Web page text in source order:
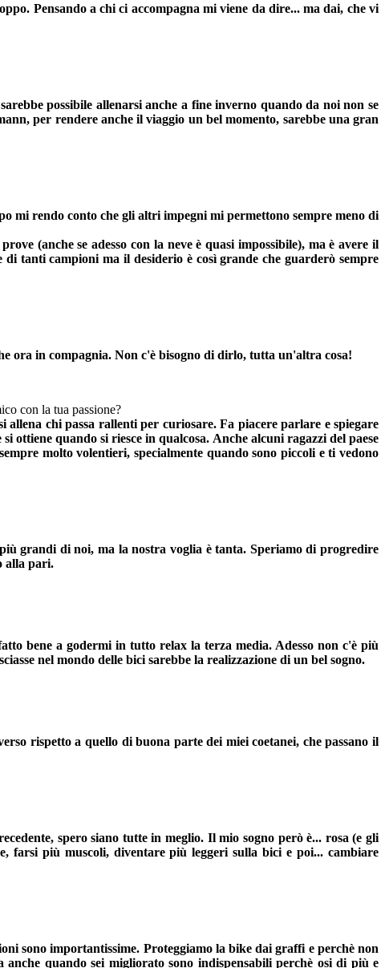
Pensando a chi ci accompagna mi viene da dire... ma dai, che vi
possibile allenarsi anche a fine inverno quando da noi non se
per rendere anche il viaggio un bel momento, sarebbe una gran
mi rendo conto che gli altri impegni mi permettono sempre meno di
(anche se adesso con la neve è quasi impossibile), ma è avere il
tanti campioni ma il desiderio è così grande che guarderò sempre
ora in compagnia. Non c'è bisogno di dirlo, tutta un'altra cosa!
con la tua passione?
allena chi passa rallenti per curiosare. Fa piacere parlare e spiegare
ottiene quando si riesce in qualcosa. Anche alcuni ragazzi del paese
molto volentieri, specialmente quando sono piccoli e ti vedono
grandi di noi, ma la nostra voglia è tanta. Speriamo di progredire
alla pari.
bene a godermi in tutto relax la terza media. Adesso non c'è più
nel mondo delle bici sarebbe la realizzazione di un bel sogno.
rispetto a quello di buona parte dei miei coetanei, che passano il
spero siano tutte in meglio. Il mio sogno però è... rosa (e gli
farsi più muscoli, diventare più leggeri sulla bici e poi... cambiare
sono importantissime. Proteggiamo la bike dai graffi e perchè non
quando sei migliorato sono indispensabili perchè osi di più e